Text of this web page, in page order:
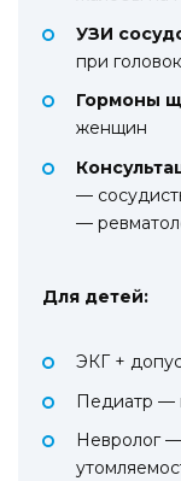
УЗИ
при
Гормоны
женщин
—
—
Для детей:
ЭКГ +
Педиатр —
Невролог